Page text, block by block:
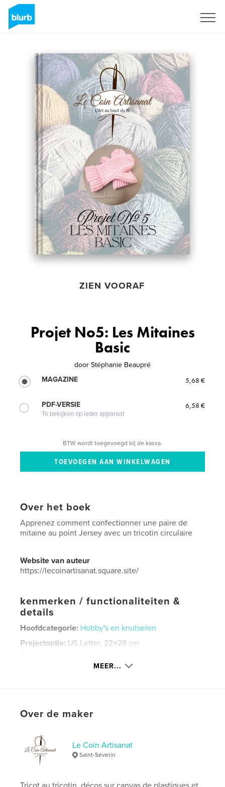
ZIEN VOORAF
Projet No5: Les Mitaines
Basic
door Stéphanie Beaupré
MAGAZINE
5,68 €
PDF-VERSIE
Te bekijken op ieder apparaat
6,58 €
BTW wordt toegevoegd bij de kassa.
Over het boek
Apprenez comment confectionner une paire de
mitaine au point Jersey avec un tricotin circulaire
Website van auteur
https://lecoinartisanat.square.site/
kenmerken / functionaliteiten &
details
Hoofdcategorie: Hobby's en knutselen
Projectoptie: US Letter, 22×28 cm
mar 22, 2026
laine , tricotin
MEER...
Over de maker
Le Coin Artisanat
Saint-Séverin